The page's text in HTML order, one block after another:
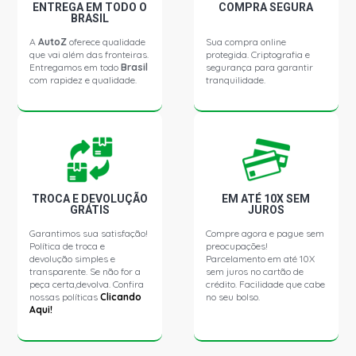
VERSAILLES GHIA I SEDAN 2.0 8V AP (1991 - 1994)
VERSAILLES GL SEDAN 2.0 8V AP (1991 - 1994)
VERSAILLES GL I SEDAN 2.0 8V AP (1991 - 1994)
GOL G1 GTI HATCH 2.0 8V AP (1991 - 1994)
QUANTUM CD SW 1.8 8V AP (1991 - 1994)
QUANTUM CG SW 1.8 8V AP (1991 - 1994)
QUANTUM CL SW 1.8 8V AP (1991 - 1994)
ENTREGA EM TODO O
BRASIL
AAutoZ oferece qualidade
que vai além das fronteiras.
Entregamos em todoBrasil
com rapidez e qualidade.
COMPRA SEGURA
Sua compra online
protegida. Criptografia e
segurança para garantir
tranquilidade.
TROCA E DEVOLUÇÃO
GRÁTIS
Garantimos sua satisfação!
Política de troca e
devolução simples e
transparente. Se não for a
peça certa,devolva. Confira
nossas políticasClicando
Aqui!
EM ATÉ 10X SEM
JUROS
Compre agora e pague sem
preocupações!
Parcelamento em até 10X
sem juros no cartão de
crédito. Facilidade que cabe
no seu bolso.